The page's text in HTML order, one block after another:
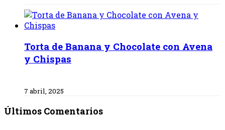
Torta de Banana y Chocolate con Avena
y Chispas
7 abril, 2025
Últimos Comentarios